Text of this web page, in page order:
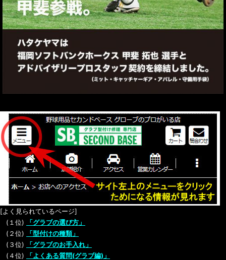
[よく見られているページ]
(１位)
「グラブの選び方」
(２位)
「型付けの種類」
(３位)
「グラブのお手入れ」
(４位)
「よくある質問(グラブ編)」